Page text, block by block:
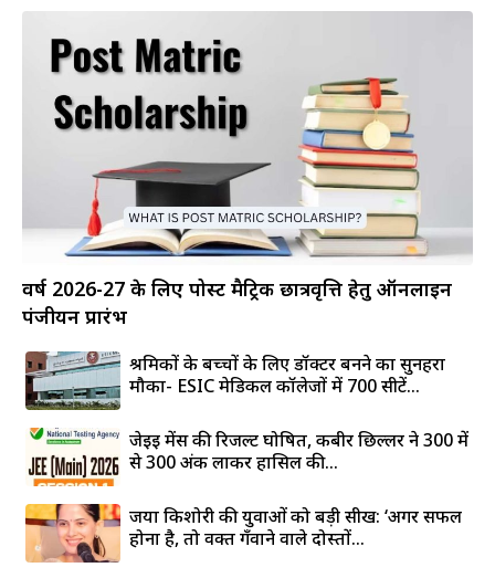
वर्ष 2026-27 के लिए पोस्ट मैट्रिक छात्रवृत्ति हेतु ऑनलाइन
पंजीयन प्रारंभ
श्रमिकों के बच्चों के लिए डॉक्टर बनने का सुनहरा
मौका- ESIC मेडिकल कॉलेजों में 700 सीटें...
जेईई मेंस की रिजल्ट घोषित, कबीर छिल्लर ने 300 में
से 300 अंक लाकर हासिल की...
जया किशोरी की युवाओं को बड़ी सीख: ‘अगर सफल
होना है, तो वक्त गँवाने वाले दोस्तों...